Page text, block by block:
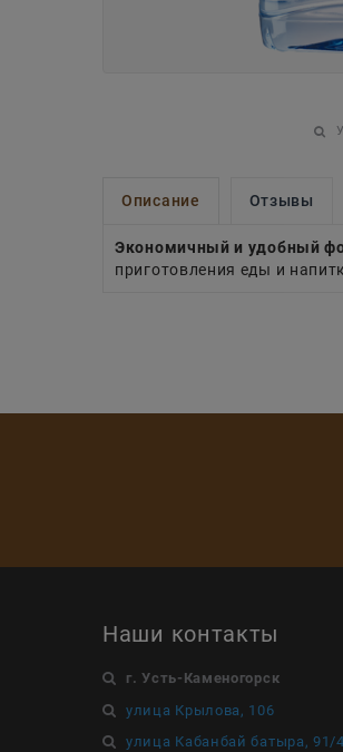
Описание Отзывы
Экономичный и удобный
приготовления еды и
Наши контакты
г. Усть-Каменогорск
улица Крылова, 106
улица Кабанбай батыра, 91/4